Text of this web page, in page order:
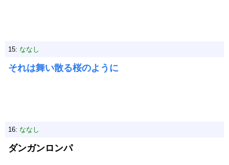
15: ななし
それは舞い散る桜のように
16: ななし
ダンガンロンパ